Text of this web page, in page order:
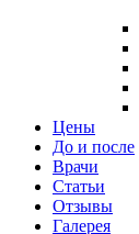
Цены
До и после
Врачи
Статьи
Отзывы
Галерея